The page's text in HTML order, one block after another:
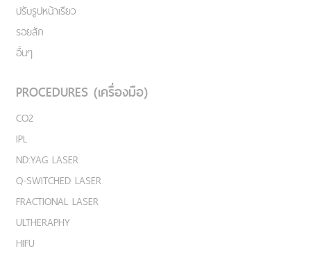
ปรับรูปหน้าเรียว
รอยสัก
อื่นๆ
PROCEDURES (เครื่องมือ)
CO2
IPL
ND:YAG LASER
Q-SWITCHED LASER
FRACTIONAL LASER
ULTHERAPHY
HIFU